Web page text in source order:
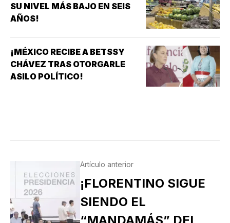
SU NIVEL MÁS BAJO EN SEIS
AÑOS!
¡MÉXICO RECIBE A BETSSY
CHÁVEZ TRAS OTORGARLE
ASILO POLÍTICO!
Artículo anterior
¡FLORENTINO SIGUE
SIENDO EL